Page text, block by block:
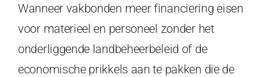
Wanneer vakbonden meer financiering eisen
voor materieel en personeel zonder het
onderliggende landbeheerbeleid of de
economische prikkels aan te pakken die de